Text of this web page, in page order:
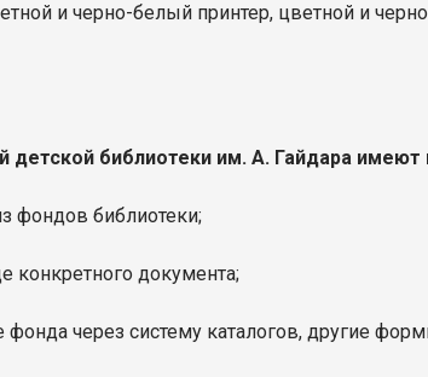
и черно-белый принтер, цветной и
детской библиотеки им. А. Гайдара имеют
фондов библиотеки;
конкретного документа;
через систему каталогов, другие